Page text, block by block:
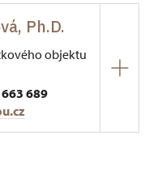
Ph.D.
objektu
689